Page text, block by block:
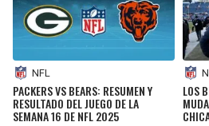
NFL
PACKERS VS BEARS: RESUMEN Y
RESULTADO DEL JUEGO DE LA
SEMANA 16 DE NFL 2025
LOS